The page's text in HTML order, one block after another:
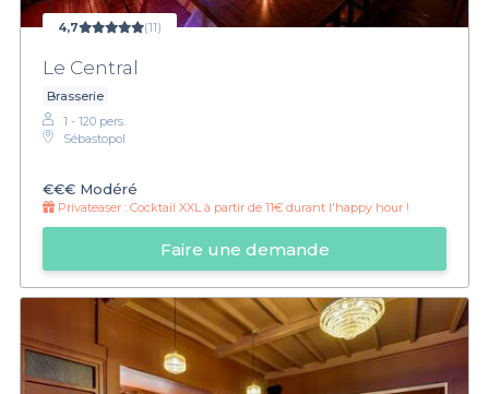
4,7 (11)
Le Central
Brasserie
1 - 120 pers.
Sébastopol
€€€ Modéré
Privateaser : Cocktail XXL à partir de 11€ durant l'happy hour !
Faire une demande